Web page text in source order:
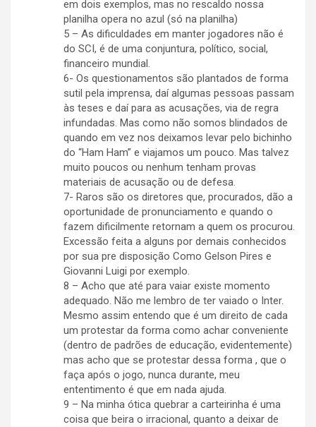
em dois exemplos, mas no rescaldo nossa
planilha opera no azul (só na planilha)
5 – As dificuldades em manter jogadores não é
do SCI, é de uma conjuntura, político, social,
financeiro mundial.
6- Os questionamentos são plantados de forma
sutil pela imprensa, daí algumas pessoas passam
às teses e daí para as acusações, via de regra
infundadas. Mas como não somos blindados de
quando em vez nos deixamos levar pelo bichinho
do “Ham Ham” e viajamos um pouco. Mas talvez
muito poucos ou nenhum tenham provas
materiais de acusação ou de defesa.
7- Raros são os diretores que, procurados, dão a
oportunidade de pronunciamento e quando o
fazem dificilmente retornam a quem os procurou.
Excessão feita a alguns por demais conhecidos
por sua pre disposição Como Gelson Pires e
Giovanni Luigi por exemplo.
8 – Acho que até para vaiar existe momento
adequado. Não me lembro de ter vaiado o Inter.
Mesmo assim entendo que é um direito de cada
um protestar da forma como achar conveniente
(dentro de padrões de educação, evidentemente)
mas acho que se protestar dessa forma , que o
faça após o jogo, nunca durante, meu
ententimento é que em nada ajuda.
9 – Na minha ótica quebrar a carteirinha é uma
coisa que beira o irracional, quanto a deixar de